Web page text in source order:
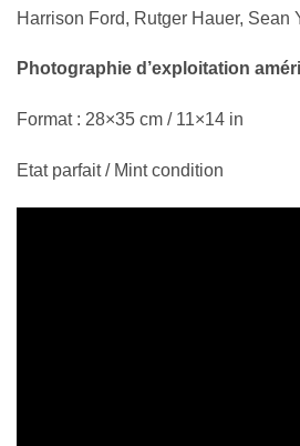
Harrison Ford, Rutger Hauer, Sean
Photographie d’exploitation
Format : 28×35 cm / 11×14 in
Etat parfait / Mint condition